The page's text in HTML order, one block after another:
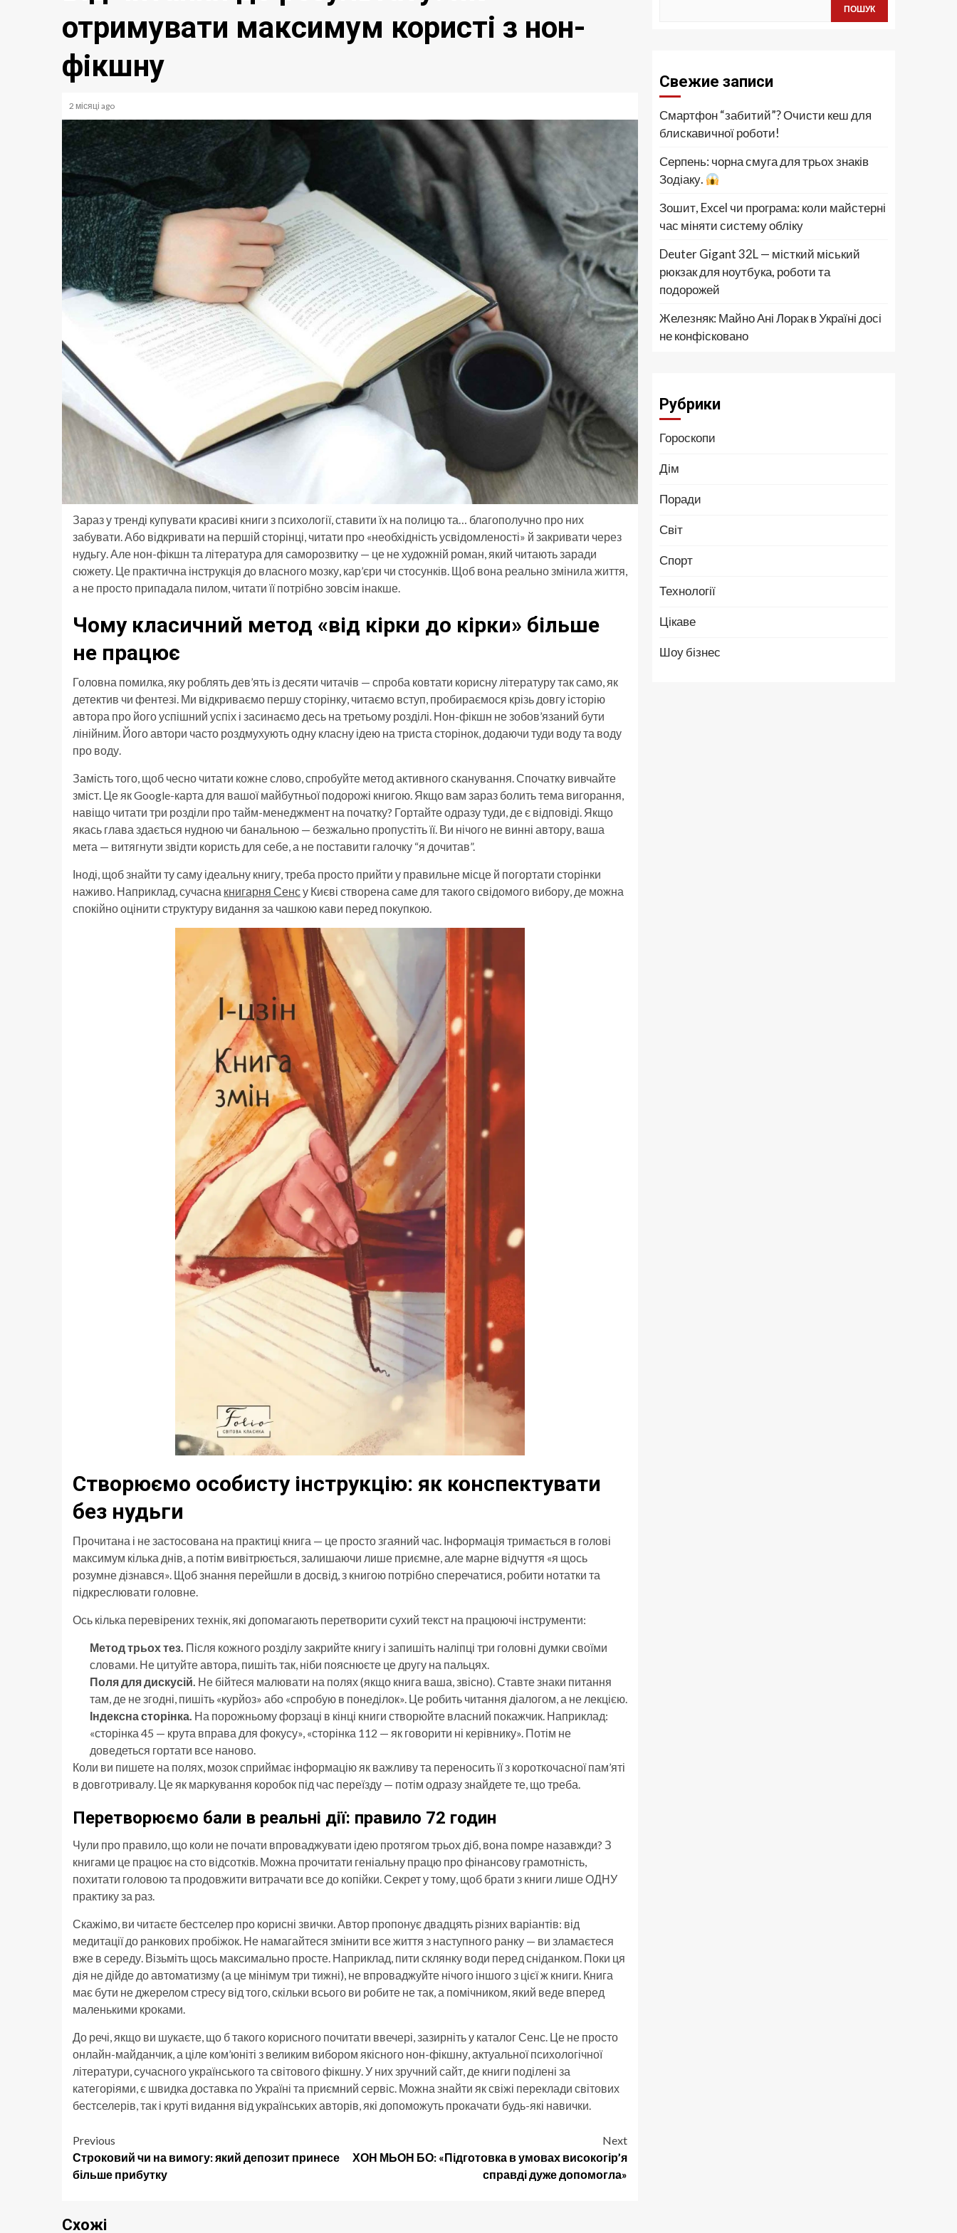
отримувати максимум користі з нон-
фікшну
2 місяці ago
Зараз у тренді купувати красиві книги з психології, ставити їх на полицю та… благополучно про них
забувати. Або відкривати на першій сторінці, читати про «необхідність усвідомленості» й закривати через
нудьгу. Але нон-фікшн та література для саморозвитку — це не художній роман, який читають заради
сюжету. Це практична інструкція до власного мозку, кар’єри чи стосунків. Щоб вона реально змінила життя,
а не просто припадала пилом, читати її потрібно зовсім інакше.
Чому класичний метод «від кірки до кірки» більше
не працює
Головна помилка, яку роблять дев’ять із десяти читачів — спроба ковтати корисну літературу так само, як
детектив чи фентезі. Ми відкриваємо першу сторінку, читаємо вступ, пробираємося крізь довгу історію
автора про його успішний успіх і засинаємо десь на третьому розділі. Нон-фікшн не зобов’язаний бути
лінійним. Його автори часто роздмухують одну класну ідею на триста сторінок, додаючи туди воду та воду
про воду.
Замість того, щоб чесно читати кожне слово, спробуйте метод активного сканування. Спочатку вивчайте
зміст. Це як Google-карта для вашої майбутньої подорожі книгою. Якщо вам зараз болить тема вигорання,
навіщо читати три розділи про тайм-менеджмент на початку? Гортайте одразу туди, де є відповіді. Якщо
якась глава здається нудною чи банальною — безжально пропустіть її. Ви нічого не винні автору, ваша
мета — витягнути звідти користь для себе, а не поставити галочку “я дочитав”.
Іноді, щоб знайти ту саму ідеальну книгу, треба просто прийти у правильне місце й погортати сторінки
наживо. Наприклад, сучасна книгарня Сенсу Києві створена саме для такого свідомого вибору, де можна
спокійно оцінити структуру видання за чашкою кави перед покупкою.
Створюємо особисту інструкцію: як конспектувати
без нудьги
Прочитана і не застосована на практиці книга — це просто згаяний час. Інформація тримається в голові
максимум кілька днів, а потім вивітрюється, залишаючи лише приємне, але марне відчуття «я щось
розумне дізнався». Щоб знання перейшли в досвід, з книгою потрібно сперечатися, робити нотатки та
підкреслювати головне.
Ось кілька перевірених технік, які допомагають перетворити сухий текст на працюючі інструменти:
Метод трьох тез. Після кожного розділу закрийте книгу і запишіть наліпці три головні думки своїми
словами. Не цитуйте автора, пишіть так, ніби пояснюєте це другу на пальцях.
Поля для дискусій. Не бійтеся малювати на полях (якщо книга ваша, звісно). Ставте знаки питання
там, де не згодні, пишіть «курйоз» або «спробую в понеділок». Це робить читання діалогом, а не лекцією.
Індексна сторінка. На порожньому форзаці в кінці книги створюйте власний покажчик. Наприклад:
«сторінка 45 — крута вправа для фокусу», «сторінка 112 — як говорити ні керівнику». Потім не
доведеться гортати все наново.
Коли ви пишете на полях, мозок сприймає інформацію як важливу та переносить її з короткочасної пам’яті
в довготривалу. Це як маркування коробок під час переїзду — потім одразу знайдете те, що треба.
Перетворюємо бали в реальні дії: правило 72 годин
Чули про правило, що коли не почати впроваджувати ідею протягом трьох діб, вона помре назавжди? З
книгами це працює на сто відсотків. Можна прочитати геніальну працю про фінансову грамотність,
похитати головою та продовжити витрачати все до копійки. Секрет у тому, щоб брати з книги лише ОДНУ
практику за раз.
Скажімо, ви читаєте бестселер про корисні звички. Автор пропонує двадцять різних варіантів: від
медитації до ранкових пробіжок. Не намагайтеся змінити все життя з наступного ранку — ви зламаєтеся
вже в середу. Візьміть щось максимально просте. Наприклад, пити склянку води перед сніданком. Поки ця
дія не дійде до автоматизму (а це мінімум три тижні), не впроваджуйте нічого іншого з цієї ж книги. Книга
має бути не джерелом стресу від того, скільки всього ви робите не так, а помічником, який веде вперед
маленькими кроками.
До речі, якщо ви шукаєте, що б такого корисного почитати ввечері, зазирніть у каталог Сенс. Це не просто
онлайн-майданчик, а ціле ком’юніті з великим вибором якісного нон-фікшну, актуальної психологічної
літератури, сучасного українського та світового фікшну. У них зручний сайт, де книги поділені за
категоріями, є швидка доставка по Україні та приємний сервіс. Можна знайти як свіжі переклади світових
бестселерів, так і круті видання від українських авторів, які допоможуть прокачати будь-які навички.
Post
navigation
Previous
Строковий чи на вимогу: який депозит принесе
більше прибутку
Next
ХОН МЬОН БО: «Підготовка в умовах високогір’я
справді дуже допомогла»
Схожі
ПОШУК
Свежие записи
Смартфон “забитий”? Очисти кеш для
блискавичної роботи!
Серпень: чорна смуга для трьох знаків
Зодіаку.
Зошит, Excel чи програма: коли майстерні
час міняти систему обліку
Deuter Gigant 32L — місткий міський
рюкзак для ноутбука, роботи та
подорожей
Железняк: Майно Ані Лорак в Україні досі
не конфісковано
Рубрики
Гороскопи
Дім
Поради
Світ
Спорт
Технології
Цікаве
Шоу бізнес